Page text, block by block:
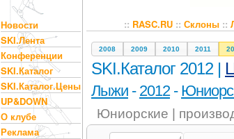
Новости
SKI.Лента
Конференции
SKI.Каталог
SKI.Каталог.Цены
UP&DOWN
О клубе
Реклама
:: RASC.RU:: Склоны::
2008 2009 2010 2011
SKI.Каталог 2012 |
Лыжи - 2012-
Юниорские |